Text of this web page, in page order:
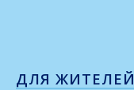
ДЛЯ ЖИТЕЛЕЙ